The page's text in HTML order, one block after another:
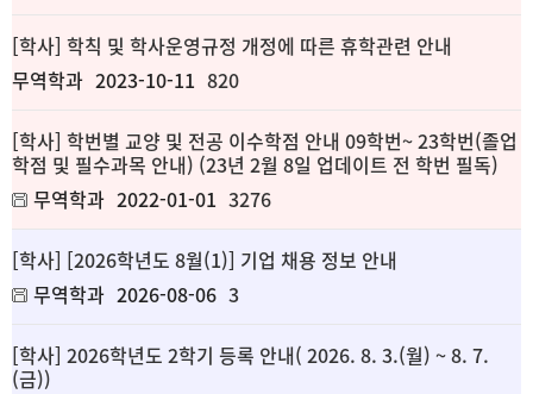
[학사] 학칙 및 학사운영규정 개정에 따른 휴학관련 안내
무역학과 2023-10-11 820
[학사] 학번별 교양 및 전공 이수학점 안내 09학번~ 23학번(졸업
학점 및 필수과목 안내) (23년 2월 8일 업데이트 전 학번 필독)
무역학과 2022-01-01 3276
[학사] [2026학년도 8월(1)] 기업 채용 정보 안내
무역학과 2026-08-06 3
[학사] 2026학년도 2학기 등록 안내( 2026. 8. 3.(월) ~ 8. 7.
(금))